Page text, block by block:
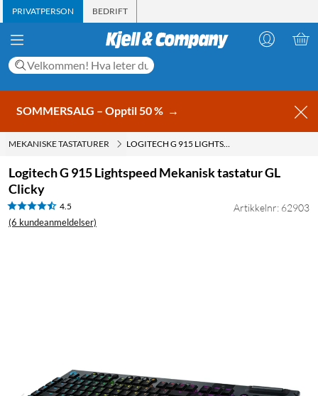
PRIVATPERSON BEDRIFT
SOMMERSALG – Opptil 50 % →
MEKANISKE TASTATURER LOGITECH G 915 LIGHTSPEED MEKANISK TASTATUR GL CLICKY
Logitech G 915 Lightspeed Mekanisk tastatur GL
Clicky
4.5
(6 kundeanmeldelser)
Artikkelnr: 62903